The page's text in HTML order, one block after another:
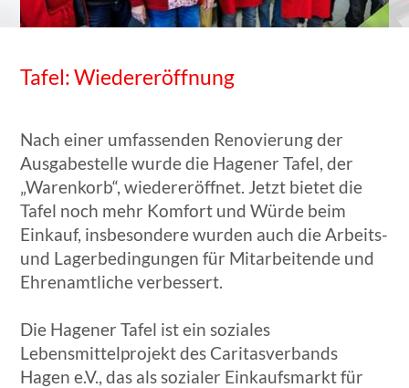
Tafel: Wiedereröffnung
Nach einer umfassenden Renovierung der
Ausgabestelle wurde die Hagener Tafel, der
„Warenkorb“, wiedereröffnet. Jetzt bietet die
Tafel noch mehr Komfort und Würde beim
Einkauf, insbesondere wurden auch die Arbeits-
und Lagerbedingungen für Mitarbeitende und
Ehrenamtliche verbessert.
Die Hagener Tafel ist ein soziales
Lebensmittelprojekt des Caritasverbands
Hagen e.V., das als sozialer Einkaufsmarkt für